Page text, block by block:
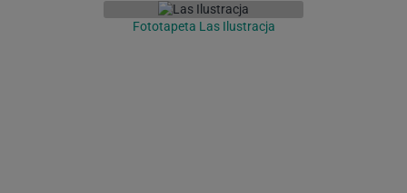
Fototapeta Las Ilustracja